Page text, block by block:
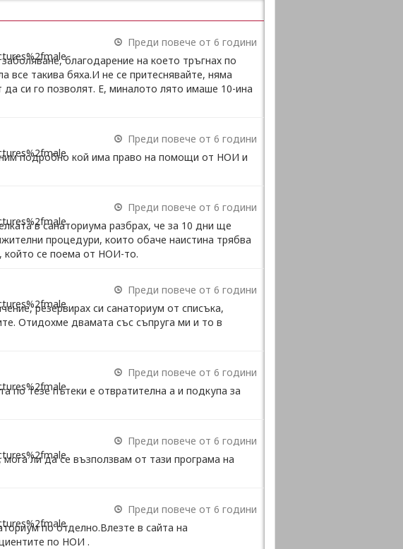
Преди повече от 6 години
благодарение на което тръгнах по
такива бяха.И не се притеснявайте, няма
си го позволят. Е, миналото лято имаше 10-ина
Преди повече от 6 години
подробно кой има право на помощи от НОИ и
Преди повече от 6 години
в санаториума разбрах, че за 10 дни ще
процедури, които обаче наистина трябва
който се поема от НОИ-то.
Преди повече от 6 години
резервирах си санаториум от списъка,
Отидохме двамата със съпруга ми и то в
Преди повече от 6 години
по тезе пътеки е отвратителна а и подкупа за
Преди повече от 6 години
ли да се възползвам от тази програма на
Преди повече от 6 години
по отделно.Влезте в сайта на
по НОИ .